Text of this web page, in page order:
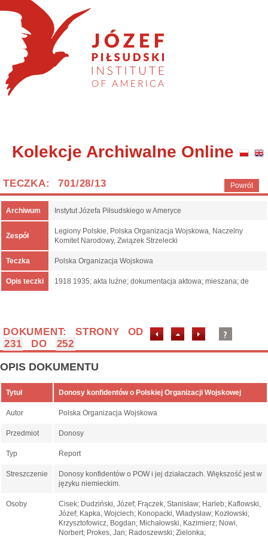
Kolekcje Archiwalne Online
Powrót
TECZKA: 701/28/13
Archiwum Instytut Józefa Piłsudskiego w Ameryce
Zespół
Legiony Polskie, Polska Organizacja Wojskowa, Naczelny
Komitet Narodowy, Związek Strzelecki
Teczka Polska Organizacja Wojskowa
Opis teczki 1918 1935; akta luźne; dokumentacja aktowa; mieszana; de
DOKUMENT: STRONY OD
231
DO 252
OPIS DOKUMENTU
Tytuł Donosy konfidentów o Polskiej Organizacji Wojskowej
Autor Polska Organizacja Wojskowa
Przedmiot Donosy
Typ Report
Streszczenie
Donosy konfidentów o POW i jej działaczach. Większość jest w
języku niemieckim.
Osoby
Cisek; Dudziński, Józef; Frączek, Stanisław; Harleb; Kaflowski,
Józef; Kapka, Wojciech; Konopacki, Władysław; Kozłowski;
Krzysztofowicz, Bogdan; Michałowski, Kazimierz; Nowi,
Norbert; Prokes, Jan; Radoszewski; Zielonka;